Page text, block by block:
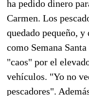
ha pedido dinero
Carmen. Los
quedado pequeño,
como Semana
"caos" por el
vehículos. "Yo no
pescadores".